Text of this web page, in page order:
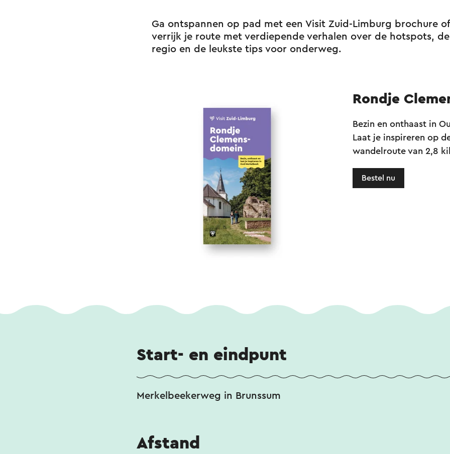
Ga ontspannen op pad met een Visit Zuid-Limburg brochure
verrijk je route met verdiepende verhalen over de hotspots,
regio en de leukste tips voor onderweg.
Rondje
Bezin en onthaast in
Laat je inspireren op
wandelroute van 2,8
Bestel nu
Start- en eindpunt
Merkelbeekerweg in Brunssum
Afstand